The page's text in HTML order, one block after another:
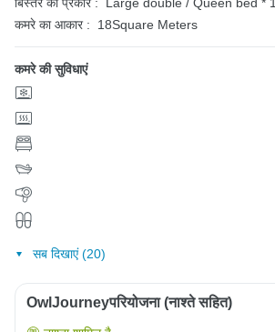
कमरे का आकार :
18Square Meters
कमरे की सुविधाएं
सब दिखाएं (20)
OwlJourneyपरियोजना (नाश्ते सहित)